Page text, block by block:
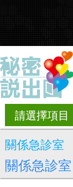
請選擇項目
關於本站
最新消息
關係急診室
關係急診室